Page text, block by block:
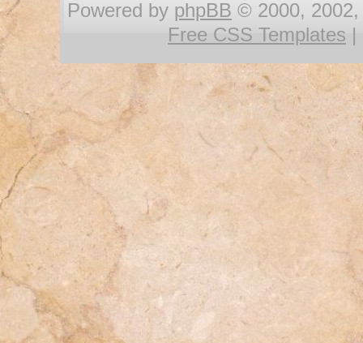
Powered by phpBB © 2000, 2002,
Free CSS Templates |